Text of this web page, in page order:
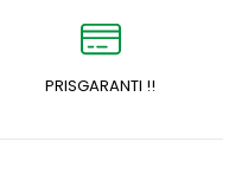
PRISGARANTI !!